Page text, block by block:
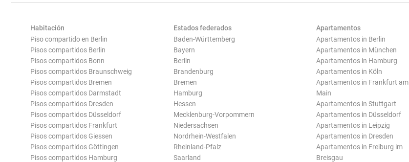
Habitación
Piso compartido en Berlin
Pisos compartidos Berlin
Pisos compartidos Bonn
Pisos compartidos Braunschweig
Pisos compartidos Bremen
Pisos compartidos Darmstadt
Pisos compartidos Dresden
Pisos compartidos Düsseldorf
Pisos compartidos Frankfurt
Pisos compartidos Giessen
Pisos compartidos Göttingen
Pisos compartidos Hamburg
Estados federados
Baden-Württemberg
Bayern
Berlin
Brandenburg
Bremen
Hamburg
Hessen
Mecklenburg-Vorpommern
Niedersachsen
Nordrhein-Westfalen
Rheinland-Pfalz
Saarland
Apartamentos
Apartamentos in Berlin
Apartamentos in München
Apartamentos in Hamburg
Apartamentos in Köln
Apartamentos in Frankfurt am
Main
Apartamentos in Stuttgart
Apartamentos in Düsseldorf
Apartamentos in Leipzig
Apartamentos in Dresden
Apartamentos in Freiburg im
Breisgau